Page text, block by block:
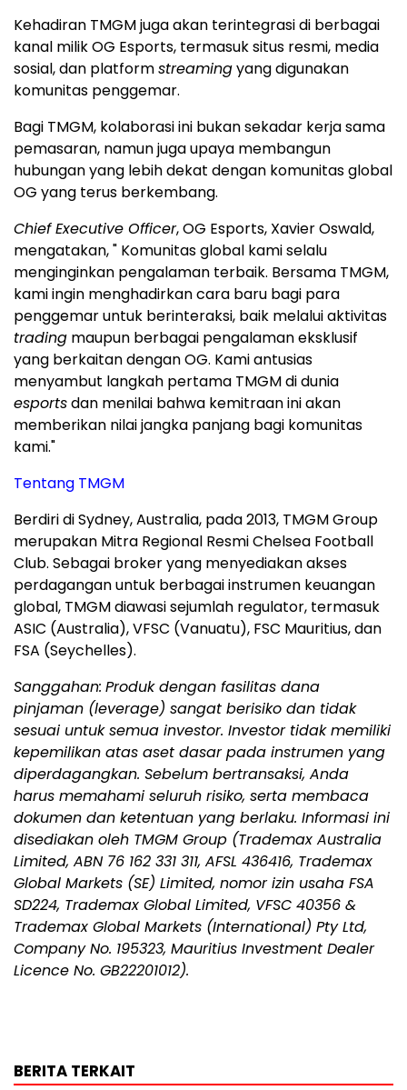
Kehadiran TMGM juga akan terintegrasi di berbagai
kanal milik OG Esports, termasuk situs resmi, media
sosial, dan platformstreamingyang digunakan
komunitas penggemar.
Bagi TMGM, kolaborasi ini bukan sekadar kerja sama
pemasaran, namun juga upaya membangun
hubungan yang lebih dekat dengan komunitas global
OG yang terus berkembang.
Chief Executive Officer, OG Esports, Xavier Oswald,
mengatakan, " Komunitas global kami selalu
menginginkan pengalaman terbaik. Bersama TMGM,
kami ingin menghadirkan cara baru bagi para
penggemar untuk berinteraksi, baik melalui aktivitas
trading maupun berbagai pengalaman eksklusif
yang berkaitan dengan OG. Kami antusias
menyambut langkah pertama TMGM di dunia
esportsdan menilai bahwa kemitraan ini akan
memberikan nilai jangka panjang bagi komunitas
kami."
Tentang TMGM
Berdiri di Sydney, Australia, pada 2013, TMGM Group
merupakan Mitra Regional Resmi Chelsea Football
Club. Sebagai broker yang menyediakan akses
perdagangan untuk berbagai instrumen keuangan
global, TMGM diawasi sejumlah regulator, termasuk
ASIC (Australia), VFSC (Vanuatu), FSC Mauritius, dan
FSA (Seychelles).
Sanggahan: Produk dengan fasilitas dana
pinjaman (leverage) sangat berisiko dan tidak
sesuai untuk semua investor. Investor tidak memiliki
kepemilikan atas aset dasar pada instrumen yang
diperdagangkan. Sebelum bertransaksi, Anda
harus memahami seluruh risiko, serta membaca
dokumen dan ketentuan yang berlaku. Informasi ini
disediakan oleh TMGM Group (Trademax Australia
Limited, ABN 76 162 331 311, AFSL 436416, Trademax
Global Markets (SE) Limited, nomor izin usaha FSA
SD224, Trademax Global Limited, VFSC 40356 &
Trademax Global Markets (International) Pty Ltd,
Company No. 195323, Mauritius Investment Dealer
Licence No. GB22201012).
BERITA TERKAIT